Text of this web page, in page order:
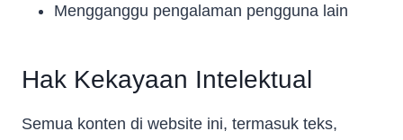
Mengganggu pengalaman pengguna lain
Hak Kekayaan Intelektual
Semua konten di website ini, termasuk teks,